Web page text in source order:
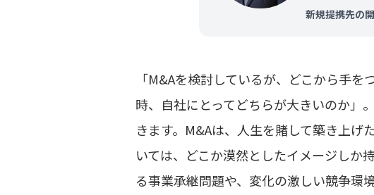
新規提携先の
「M&Aを検討しているが、どこから手
時、自社にとってどちらが大きいのか」
きます。M&Aは、人生を賭して築き上
いては、どこか漠然としたイメージしか
る事業承継問題や、変化の激しい競争環